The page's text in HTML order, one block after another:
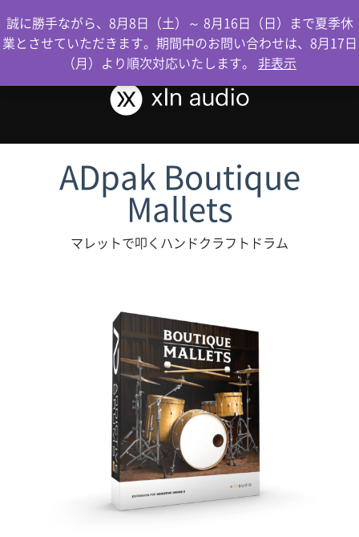
0
ADpak Boutique
Mallets
マレットで叩くハンドクラフトドラム
誠に勝手ながら、8月8日（土）～ 8月16日（日）まで夏季休
業とさせていただきます。期間中のお問い合わせは、8月17日
（月）より順次対応いたします。 非表示